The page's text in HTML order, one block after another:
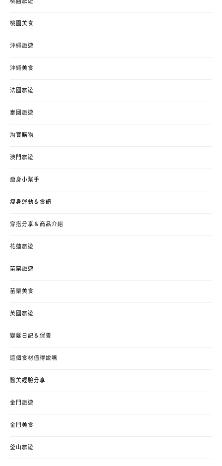
桃園旅遊
桃園美食
沖繩旅遊
沖繩美食
法國旅遊
泰國旅遊
淘寶購物
澳門旅遊
瘦身小幫手
瘦身運動＆食譜
穿搭分享＆商品介紹
花蓮旅遊
苗栗旅遊
苗栗美食
英國旅遊
變髮日記＆保養
這個食材值得說嘴
醫美經驗分享
金門旅遊
金門美食
釜山旅遊